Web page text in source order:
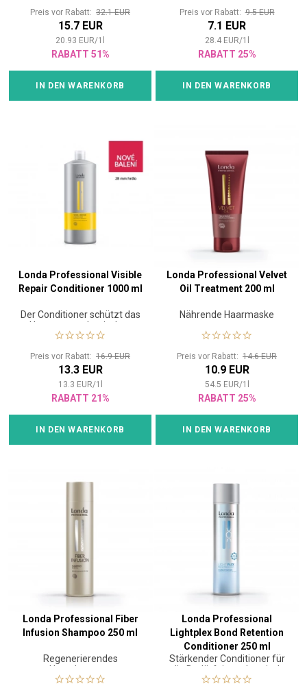
Preis vor Rabatt: 32.1 EUR
15.7 EUR
20.93 EUR/1
RABATT 51%
IN DEN WARENKORB
Preis vor Rabatt:9.5 EUR
7.1 EUR
28.4 EUR/1
RABATT 25%
IN DEN WARENKORB
Londa Professional Visible
Repair Conditioner 1000 ml
Der Conditioner schützt das
Haar vor mechanischen
Schäden.
Preis vor Rabatt: 16.9 EUR
13.3 EUR
13.3 EUR/1
RABATT 21%
IN DEN WARENKORB
Londa Professional Velvet
Oil Treatment 200 ml
Nährende Haarmaske
Preis vor Rabatt: 14.6 EUR
10.9 EUR
54.5 EUR/1
RABATT 25%
IN DEN WARENKORB
Londa Professional Fiber
Infusion Shampoo 250 ml
Regenerierendes
Haarshampoo
Londa Professional
Lightplex Bond Retention
Conditioner 250 ml
Stärkender Conditioner für
die Bedürfnisse chemisch
behandelter Haare